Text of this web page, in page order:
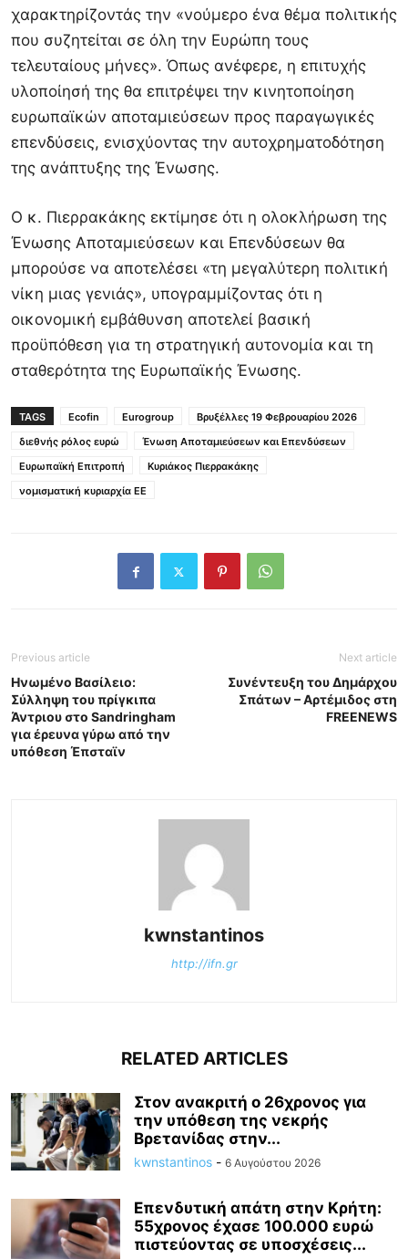
χαρακτηρίζοντάς την «νούμερο ένα θέμα πολιτικής
που συζητείται σε όλη την Ευρώπη τους
τελευταίους μήνες». Όπως ανέφερε, η επιτυχής
υλοποίησή της θα επιτρέψει την κινητοποίηση
ευρωπαϊκών αποταμιεύσεων προς παραγωγικές
επενδύσεις, ενισχύοντας την αυτοχρηματοδότηση
της ανάπτυξης της Ένωσης.
Ο κ. Πιερρακάκης εκτίμησε ότι η ολοκλήρωση της
Ένωσης Αποταμιεύσεων και Επενδύσεων θα
μπορούσε να αποτελέσει «τη μεγαλύτερη πολιτική
νίκη μιας γενιάς», υπογραμμίζοντας ότι η
οικονομική εμβάθυνση αποτελεί βασική
προϋπόθεση για τη στρατηγική αυτονομία και τη
σταθερότητα της Ευρωπαϊκής Ένωσης.
TAGS Ecofin Eurogroup
Βρυξέλλες 19 Φεβρουαρίου 2026
διεθνής ρόλος ευρώ
Ένωση Αποταμιεύσεων και Επενδύσεων
Ευρωπαϊκή Επιτροπή
Κυριάκος Πιερρακάκης
νομισματική κυριαρχία ΕΕ
Previous article
Ηνωμένο Βασίλειο:
Σύλληψη του πρίγκιπα
Άντριου στο Sandringham
για έρευνα γύρω από την
υπόθεση Έπσταϊν
Next article
Συνέντευξη του Δημάρχου
Σπάτων – Αρτέμιδος στη
FREENEWS
kwnstantinos
http://ifn.gr
RELATED ARTICLES
Στον ανακριτή ο 26χρονος για
την υπόθεση της νεκρής
Βρετανίδας στην...
kwnstantinos - 6 Αυγούστου 2026
Επενδυτική απάτη στην Κρήτη:
55χρονος έχασε 100.000 ευρώ
πιστεύοντας σε υποσχέσεις...